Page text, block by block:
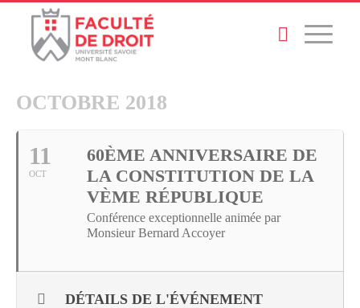
OCTOBRE 2018
11
OCT
60ÈME ANNIVERSAIRE DE
LA CONSTITUTION DE LA
VÈME RÉPUBLIQUE
Conférence exceptionnelle animée par
Monsieur Bernard Accoyer
DÉTAILS DE L'ÉVÉNEMENT